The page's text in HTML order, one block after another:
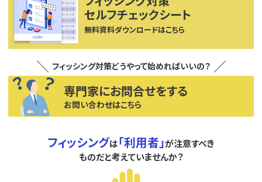
セルフチェックシート
無料資料ダウンロードはこちら
フィッシング対策どうやって始めればいいの？
専門家にお問合せをする
お問い合わせはこちら
フィッシングは「利用者」が注意すべき
ものだと考えていませんか？